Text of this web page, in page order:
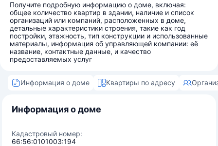
Получите подробную информацию о доме, включая:
общее количество квартир в здании, наличие и список
организаций или компаний, расположенных в доме,
детальные характеристики строения, такие как год
постройки, этажность, тип конструкции и использованные
материалы, информация об управляющей компании: её
название, контактные данные, и качество
предоставляемых услуг
Информация о доме Квартиры по адресу
Информация о доме
Кадастровый номер:
66:56:0101003:194